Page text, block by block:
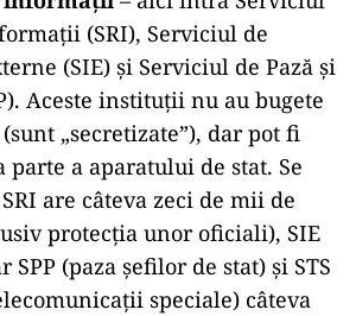
(SRI), Serviciul de
(SIE) și Serviciul de Pază și
Aceste instituții nu au bugete
„secretizate”), dar pot fi
parte a aparatului de stat. Se
are câteva zeci de mii de
protecția unor oficiali), SIE
SPP (paza șefilor de stat) și STS
speciale) câteva